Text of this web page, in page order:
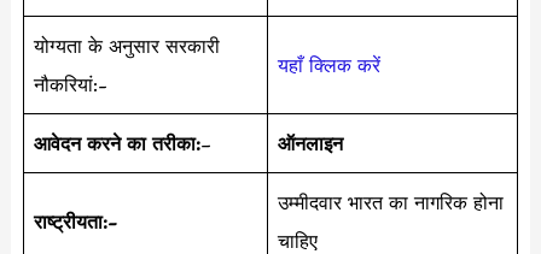
योग्यता के अनुसार सरकारी
नौकरियां:-
यहाँ क्लिक करें
आवेदन करने का तरीका:– ऑनलाइन
राष्ट्रीयता:-
उम्मीदवार भारत का नागरिक होना
चाहिए